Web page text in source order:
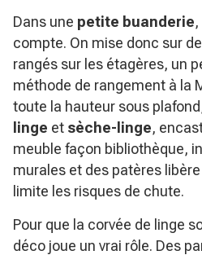
Dans une petite buanderie
compte. On mise donc sur
rangés sur les étagères, un
méthode de rangement à la
toute la hauteur sous
linge et sèche-linge,
meuble façon bibliothèque,
murales et des patères
limite les risques de chute.
Pour que la corvée de linge
déco joue un vrai rôle. Des